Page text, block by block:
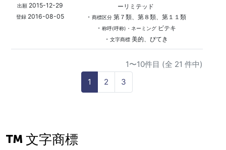
出願2015-12-29
登録2016-08-05
ーリミテッド
・ 商標区分第７類、第８類、第１１類
・ 称呼(呼称)・ネーミングビテキ
・ 文字商標美的、びてき
1〜10件目 (全 21 件中)
1
2 3
文字商標